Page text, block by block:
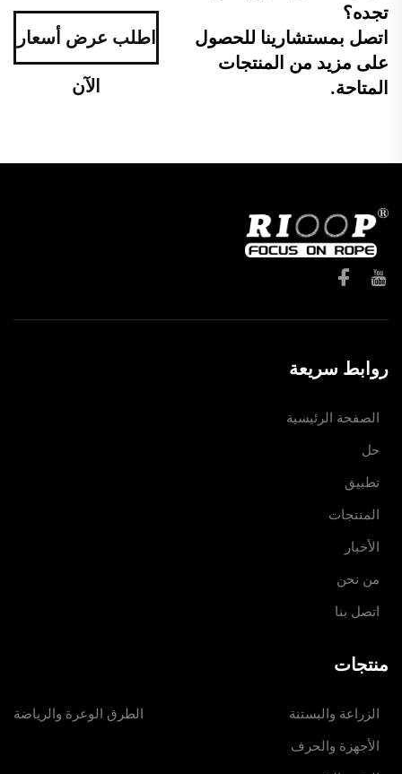
تجده؟
اتصل بمستشارينا للحصول
على مزيد من المنتجات
المتاحة.
اطلب عرض أسعار
الآن
روابط سريعة
الصفحة الرئيسية
حل
تطبيق
المنتجات
الأخبار
من نحن
اتصل بنا
منتجات
الزراعة والبستنة
الأجهزة والحرف
الطرق الوعرة والرياضة